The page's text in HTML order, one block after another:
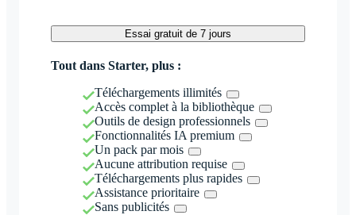
Essai gratuit de 7 jours
Tout dans Starter, plus :
Téléchargements illimités
Accès complet à la bibliothèque
Outils de design professionnels
Fonctionnalités IA premium
Un pack par mois
Aucune attribution requise
Téléchargements plus rapides
Assistance prioritaire
Sans publicités